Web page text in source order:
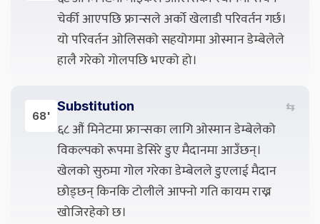
चेर्की आएपछि फ्रान्सले अर्को खेलाडी परिवर्तन गर्छ।
यो परिवर्तन ओलिसको सहयोगमा ओस्मान डेम्बेलेले
हालै गरेको गोलपछि भएको हो।
68'
Substitution ⇆
६८ औं मिनेटमा फ्रान्सका लागि ओस्मान डेम्बेलेको
विकल्पको रूपमा डेसिरे डुए मैदानमा आउँछन्।
खेलको सुरुमा गोल गरेका डेम्बेलले डुएलाई मैदान
छोड्छन् किनकि टोलीले आफ्नो गति कायम राख्न
खोजिरहेको छ।